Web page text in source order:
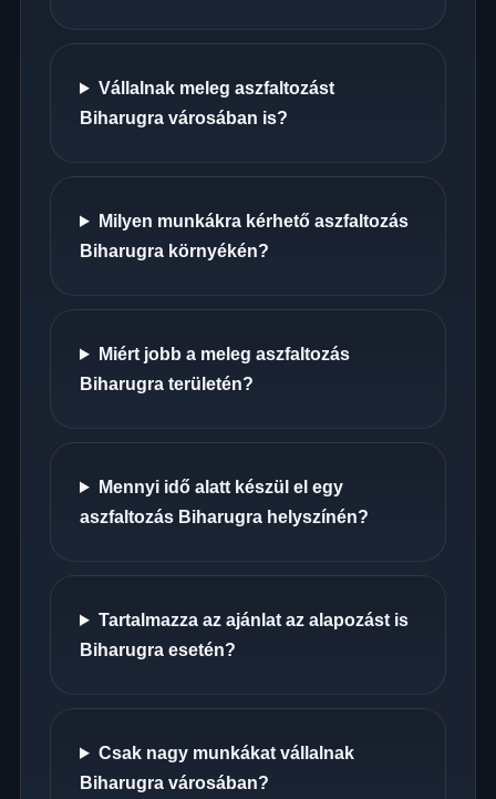
Vállalnak meleg aszfaltozást
Biharugra városában is?
Milyen munkákra kérhető aszfaltozás
Biharugra környékén?
Miért jobb a meleg aszfaltozás
Biharugra területén?
Mennyi idő alatt készül el egy
aszfaltozás Biharugra helyszínén?
Tartalmazza az ajánlat az alapozást is
Biharugra esetén?
Csak nagy munkákat vállalnak
Biharugra városában?